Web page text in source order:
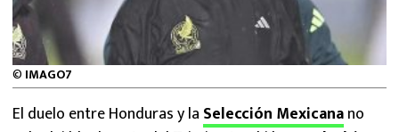
LIGA MX
NFL
© IMAGO7
El duelo entre Honduras y la Selección Mexicanano